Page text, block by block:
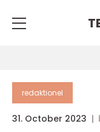
redaktionel
31. October 2023